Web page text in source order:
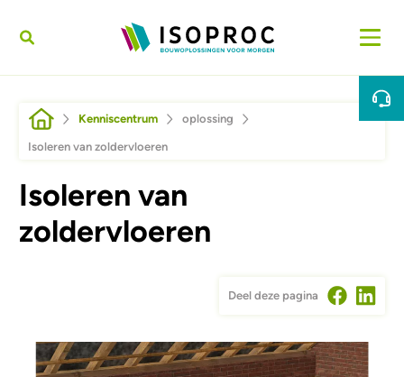
Kruimelpad
Kenniscentrum oplossing
Isoleren van zoldervloeren
Isoleren van
zoldervloeren
Deel deze pagina